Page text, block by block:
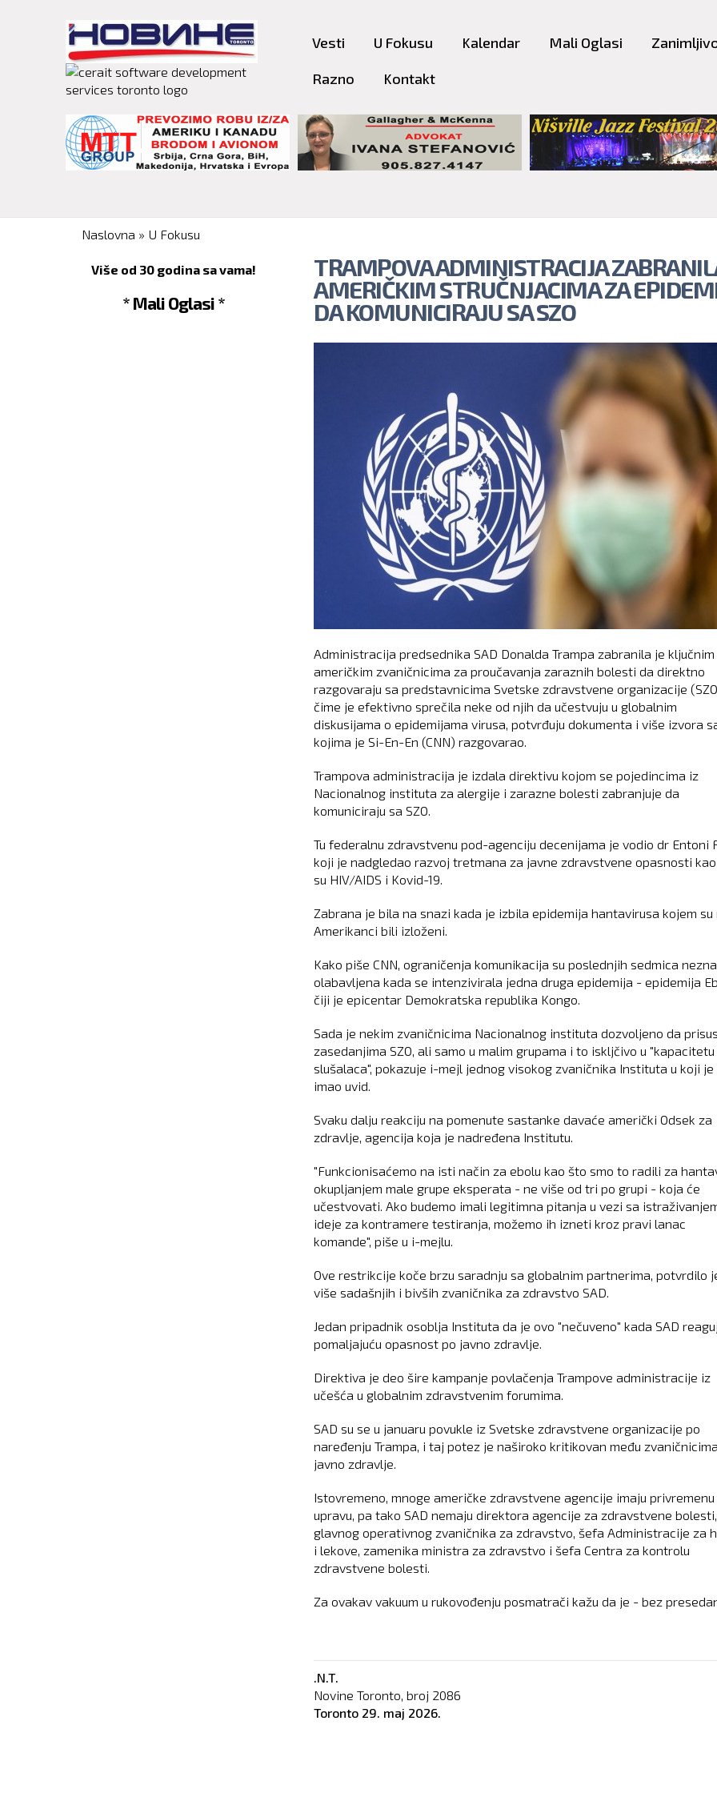
content
Vesti U Fokusu Kalendar Mali Oglasi
Razno Kontakt
You are here
Naslovna » U Fokusu
Više od 30 godina sa vama!
* Mali Oglasi *
TRAMPOVA ADMINISTRACIJA
AMERIČKIM STRUČNJACIMA ZA
DA KOMUNICIRAJU SA SZO
Administracija predsednika SAD Donalda Trampa zabranila je ključnim
američkim zvaničnicima za proučavanja zaraznih bolesti da direktno
razgovaraju sa predstavnicima Svetske zdravstvene organizacije
čime je efektivno sprečila neke od njih da učestvuju u globalnim
diskusijama o epidemijama virusa, potvrđuju dokumenta i više izvora
kojima je Si-En-En (CNN) razgovarao.
Trampova administracija je izdala direktivu kojom se pojedincima iz
Nacionalnog instituta za alergije i zarazne bolesti zabranjuje da
komuniciraju sa SZO.
Tu federalnu zdravstvenu pod-agenciju decenijama je vodio dr Entoni
koji je nadgledao razvoj tretmana za javne zdravstvene opasnosti
su HIV/AIDS i Kovid-19.
Zabrana je bila na snazi kada je izbila epidemija hantavirusa kojem su
Amerikanci bili izloženi.
Kako piše CNN, ograničenja komunikacija su poslednjih sedmica
olabavljena kada se intenzivirala jedna druga epidemija - epidemija
čiji je epicentar Demokratska republika Kongo.
Sada je nekim zvaničnicima Nacionalnog instituta dozvoljeno da
zasedanjima SZO, ali samo u malim grupama i to iskljčivo u "kapacitetu
slušalaca", pokazuje i-mejl jednog visokog zvaničnika Instituta u koji je
imao uvid.
Svaku dalju reakciju na pomenute sastanke davaće američki Odsek za
zdravlje, agencija koja je nadređena Institutu.
"Funkcionisaćemo na isti način za ebolu kao što smo to radili za
okupljanjem male grupe eksperata - ne više od tri po grupi - koja će
učestvovati. Ako budemo imali legitimna pitanja u vezi sa
ideje za kontramere testiranja, možemo ih izneti kroz pravi lanac
komande", piše u i-mejlu.
Ove restrikcije koče brzu saradnju sa globalnim partnerima, potvrdilo
više sadašnjih i bivših zvaničnika za zdravstvo SAD.
Jedan pripadnik osoblja Instituta da je ovo "nečuveno" kada SAD
pomaljajuću opasnost po javno zdravlje.
Direktiva je deo šire kampanje povlačenja Trampove administracije iz
učešća u globalnim zdravstvenim forumima.
SAD su se u januaru povukle iz Svetske zdravstvene organizacije po
naređenju Trampa, i taj potez je naširoko kritikovan među
javno zdravlje.
Istovremeno, mnoge američke zdravstvene agencije imaju privremenu
upravu, pa tako SAD nemaju direktora agencije za zdravstvene bolesti,
glavnog operativnog zvaničnika za zdravstvo, šefa Administracije za
i lekove, zamenika ministra za zdravstvo i šefa Centra za kontrolu
zdravstvene bolesti.
Za ovakav vakuum u rukovođenju posmatrači kažu da je - bez
.N.T.
Novine Toronto, broj 2086
Toronto 29. maj 2026.